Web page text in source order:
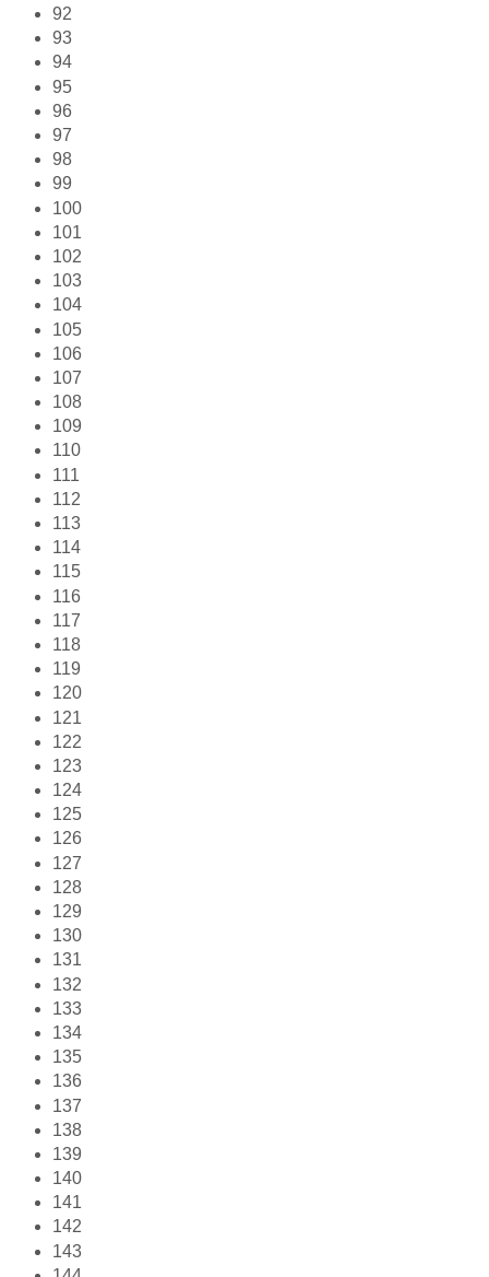
92
93
94
95
96
97
98
99
100
101
102
103
104
105
106
107
108
109
110
111
112
113
114
115
116
117
118
119
120
121
122
123
124
125
126
127
128
129
130
131
132
133
134
135
136
137
138
139
140
141
142
143